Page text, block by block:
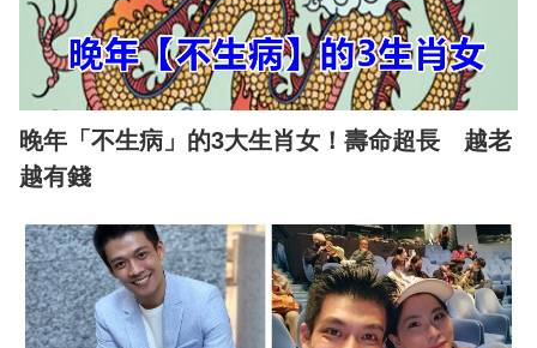
晚年「不生病」的3大生肖女！壽命超長 越老
越有錢